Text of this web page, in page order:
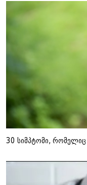
30 სიმპტომი, რომელიც